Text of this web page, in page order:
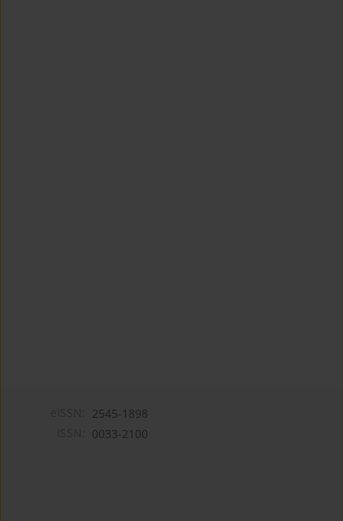
2545-1898
0033-2100